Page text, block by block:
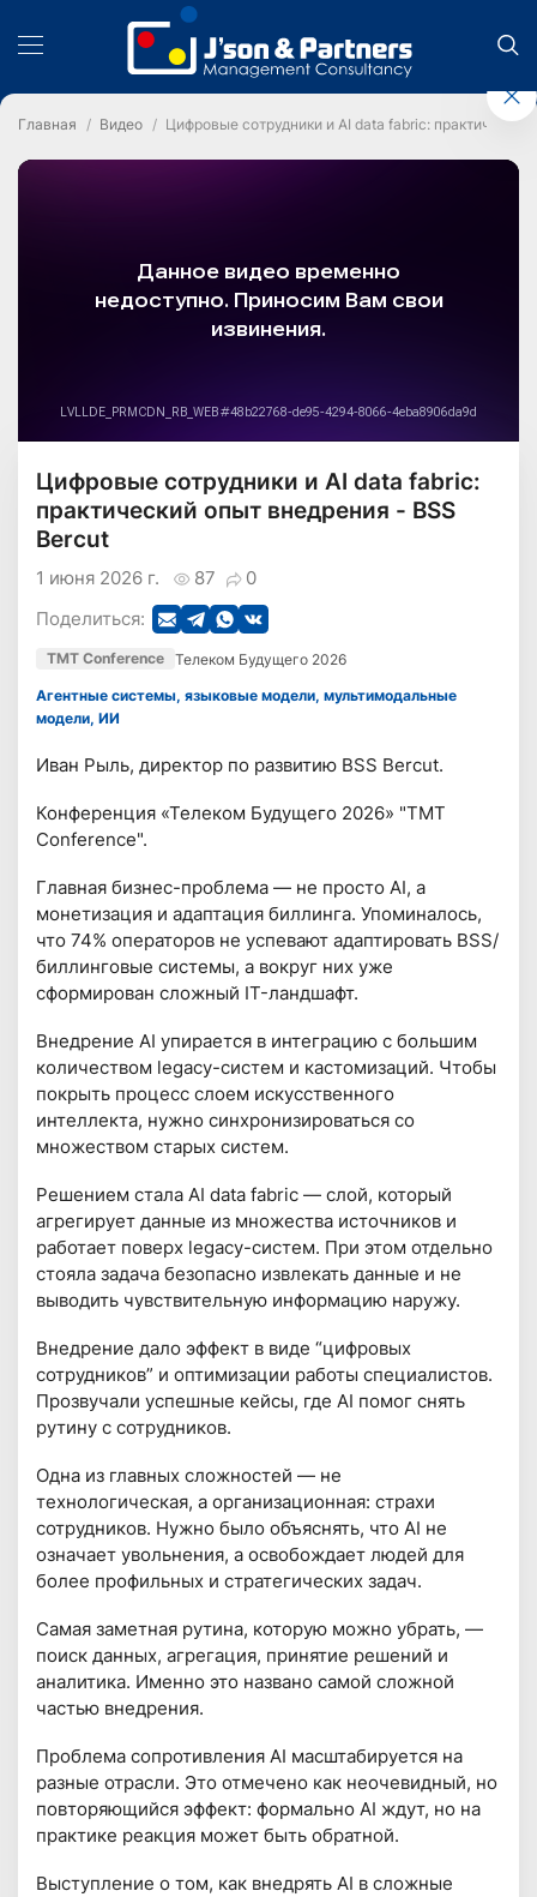
Главная Видео Цифровые сотрудники и AI data fabric:
Цифровые сотрудники и AI data fabric:
практический опыт внедрения - BSS
Bercut
87 0
1 июня 2026 г.
Поделиться:
TMT Conference Телеком Будущего 2026
Агентные системы, языковые модели, мультимодальные
модели, ИИ
Иван Рыль, директор по развитию BSS Bercut.
Конференция «Телеком Будущего 2026» "TMT
Conference".
Главная бизнес-проблема — не просто AI, а
монетизация и адаптация биллинга. Упоминалось,
что 74% операторов не успевают адаптировать BSS/
биллинговые системы, а вокруг них уже
сформирован сложный IT-ландшафт.
Внедрение AI упирается в интеграцию с большим
количеством legacy-систем и кастомизаций. Чтобы
покрыть процесс слоем искусственного
интеллекта, нужно синхронизироваться со
множеством старых систем.
Решением стала AI data fabric — слой, который
агрегирует данные из множества источников и
работает поверх legacy-систем. При этом отдельно
стояла задача безопасно извлекать данные и не
выводить чувствительную информацию наружу.
Внедрение дало эффект в виде “цифровых
сотрудников” и оптимизации работы специалистов.
Прозвучали успешные кейсы, где AI помог снять
рутину с сотрудников.
Одна из главных сложностей — не
технологическая, а организационная: страхи
сотрудников. Нужно было объяснять, что AI не
означает увольнения, а освобождает людей для
более профильных и стратегических задач.
Самая заметная рутина, которую можно убрать, —
поиск данных, агрегация, принятие решений и
аналитика. Именно это названо самой сложной
частью внедрения.
Проблема сопротивления AI масштабируется на
разные отрасли. Это отмечено как неочевидный, но
повторяющийся эффект: формально AI ждут, но на
практике реакция может быть обратной.
Выступление о том, как внедрять AI в сложные